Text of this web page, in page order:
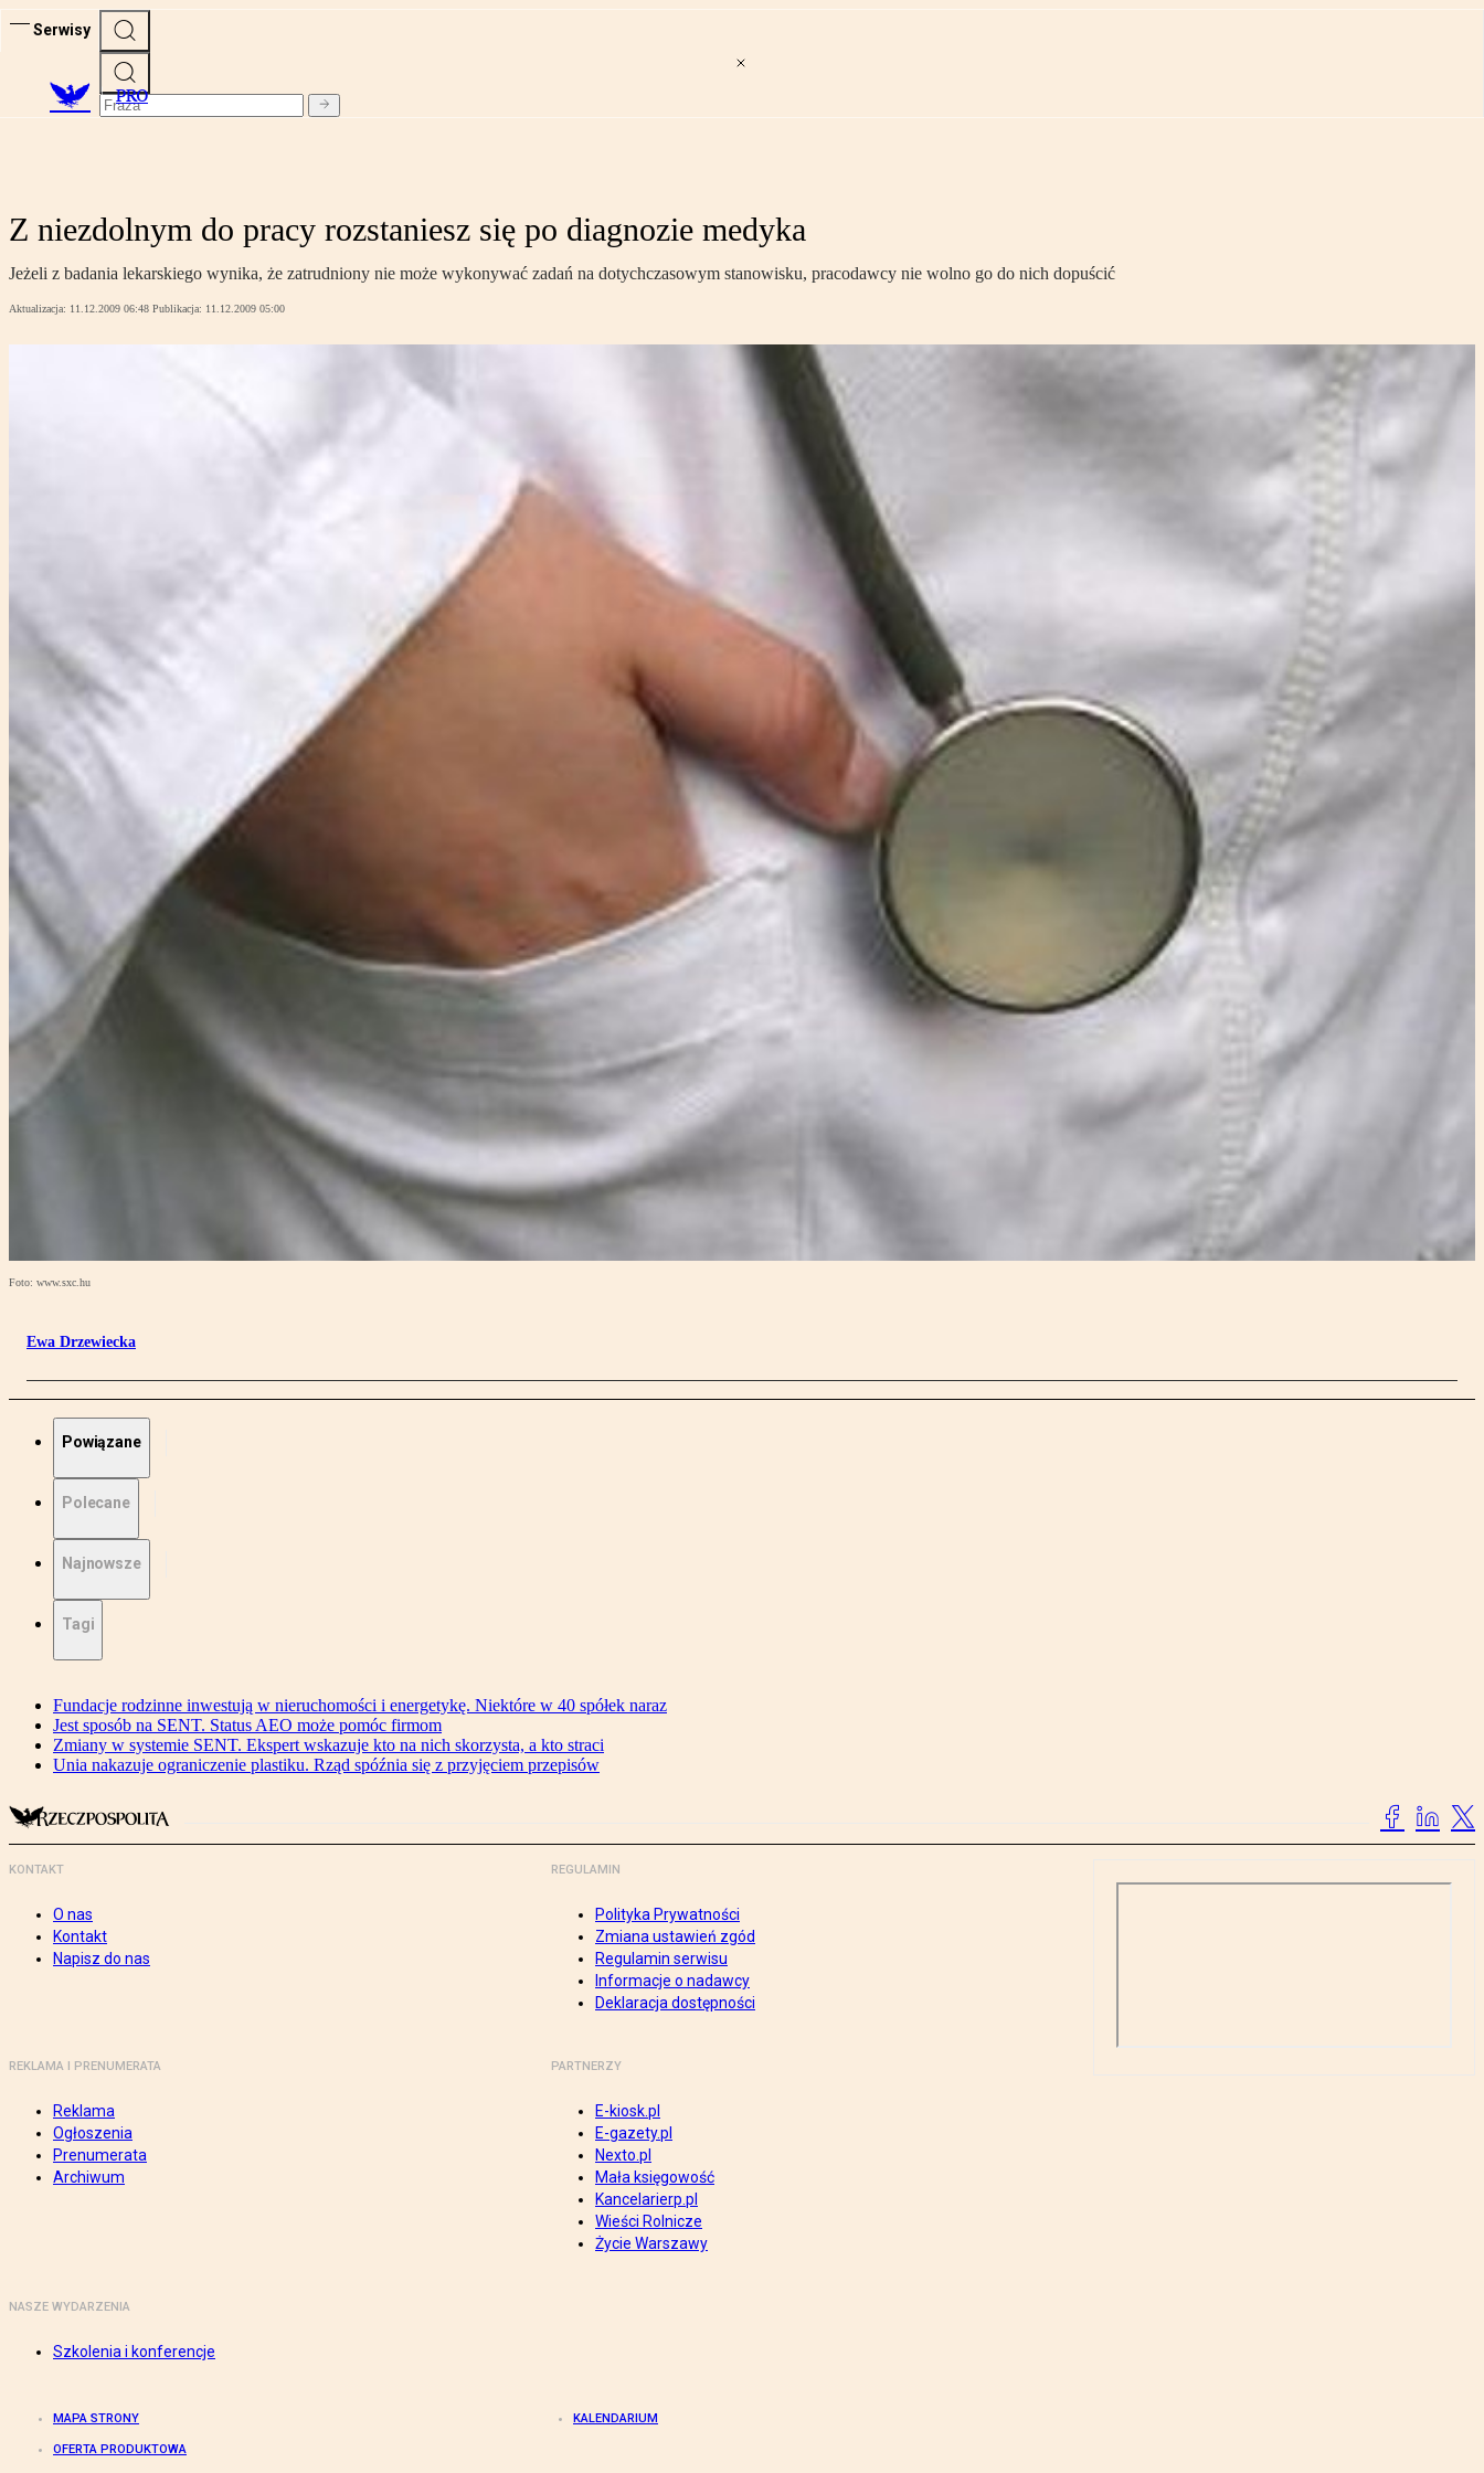
Serwisy
PRO
Z niezdolnym do pracy rozstaniesz się po diagnozie medyka
Jeżeli z badania lekarskiego wynika, że zatrudniony nie może wykonywać zadań na dotychczasowym stanowisku, pracodawcy nie wolno go do nich dopuścić
Aktualizacja: 11.12.2009 06:48 Publikacja: 11.12.2009 05:00
Foto: www.sxc.hu
Ewa Drzewiecka
Powiązane
Polecane
Najnowsze
Tagi
Fundacje rodzinne inwestują w nieruchomości i energetykę. Niektóre w 40 spółek naraz
Jest sposób na SENT. Status AEO może pomóc firmom
Zmiany w systemie SENT. Ekspert wskazuje kto na nich skorzysta, a kto straci
Unia nakazuje ograniczenie plastiku. Rząd spóźnia się z przyjęciem przepisów
KONTAKT
O nas
Kontakt
Napisz do nas
REGULAMIN
Polityka Prywatności
Zmiana ustawień zgód
Regulamin serwisu
Informacje o nadawcy
Deklaracja dostępności
REKLAMA I PRENUMERATA
Reklama
Ogłoszenia
Prenumerata
Archiwum
PARTNERZY
E-kiosk.pl
E-gazety.pl
Nexto.pl
Mała księgowość
Kancelarierp.pl
Wieści Rolnicze
Życie Warszawy
NASZE WYDARZENIA
Szkolenia i konferencje
MAPA STRONY KALENDARIUM
OFERTA PRODUKTOWA